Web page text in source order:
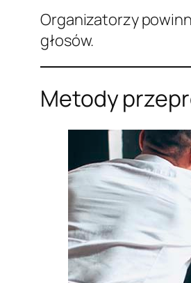
Organizatorzy
głosów.
Metody